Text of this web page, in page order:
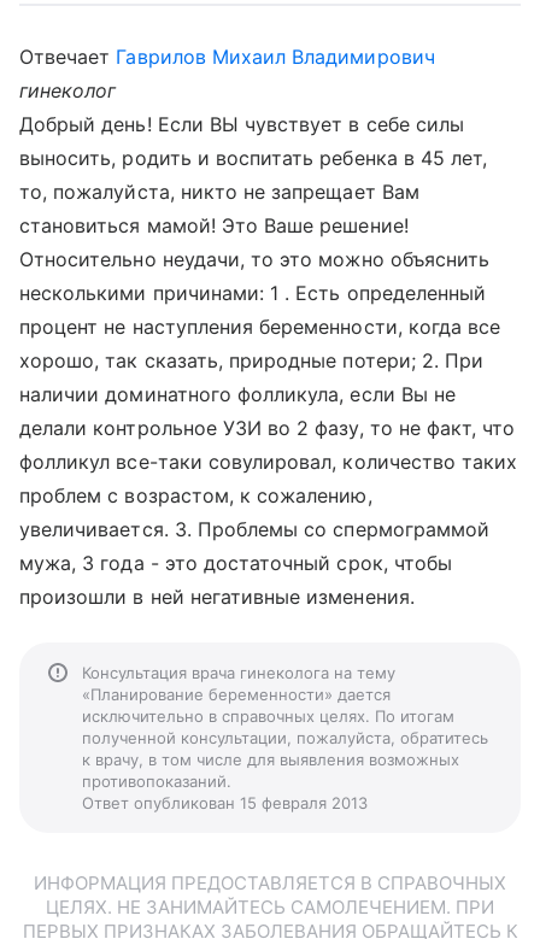
Отвечает Гаврилов Михаил Владимирович
гинеколог
Добрый день! Если ВЫ чувствует в себе силы
выносить, родить и воспитать ребенка в 45 лет,
то, пожалуйста, никто не запрещает Вам
становиться мамой! Это Ваше решение!
Относительно неудачи, то это можно объяснить
несколькими причинами: 1 . Есть определенный
процент не наступления беременности, когда все
хорошо, так сказать, природные потери; 2. При
наличии доминатного фолликула, если Вы не
делали контрольное УЗИ во 2 фазу, то не факт, что
фолликул все-таки совулировал, количество таких
проблем с возрастом, к сожалению,
увеличивается. 3. Проблемы со спермограммой
мужа, 3 года - это достаточный срок, чтобы
произошли в ней негативные изменения.
Консультация врача гинеколога на тему
«Планирование беременности» дается
исключительно в справочных целях. По итогам
полученной консультации, пожалуйста, обратитесь
к врачу, в том числе для выявления возможных
противопоказаний.
Ответ опубликован 15 февраля 2013
ИНФОРМАЦИЯ ПРЕДОСТАВЛЯЕТСЯ В СПРАВОЧНЫХ
ЦЕЛЯХ. НЕ ЗАНИМАЙТЕСЬ САМОЛЕЧЕНИЕМ. ПРИ
ПЕРВЫХ ПРИЗНАКАХ ЗАБОЛЕВАНИЯ ОБРАЩАЙТЕСЬ К